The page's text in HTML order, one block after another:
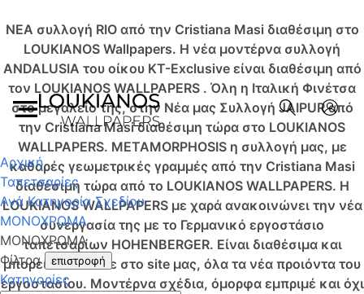
NEA συλλογή RIO από την Cristiana Masi διαθέσιμη στο
LOUKIANOS Wallpapers. Η νέα μοντέρνα συλλογή
ANDALUSIA του οίκου KT-Exclusive είναι διαθέσιμη από
τον LOUKIANOS WALLPAPERS . Όλη η Ιταλική Φινέτσα
στο μεγαλείο της, στην Νέα μας Συλλογή JAIPUR από
την Cristiana Masi διαθέσιμη τώρα στο LOUKIANOS
WALLPAPERS. METAMORPHOSIS η συλλογή μας, με
καθαρές γεωμετρικές γραμμές από την Cristiana Masi
διαθέσιμη τώρα από το LOUKIANOS WALLPAPERS. Η
LOUKIANOS WALLPAPERS με χαρά ανακοινώνει την νέα
συνεργασία της με το Γερμανικό εργοστάσιο
ταπετσαρίων HOHENBERGER. Είναι διαθέσιμα και
μπορείτε να δείτε στο site μας, όλα τα νέα προιόντα του
εργοστασίου. Μοντέρνα σχέδια, όμορφα εμπριμέ και όχι
Αρχική
Ταπετσαρίες
Ανά Κατηγορία Σχεδίου
ΜΟΝΟΧΡΩΜΑ
ΜΟΝΟΧΡΩΜΑ
Φίλτρα
επιστροφή
Κατηγορίες